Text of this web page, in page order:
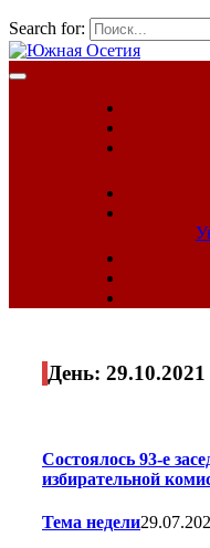
Search for:
День: 29.10.2021
Состоялось 93-е
избирательной
Тема недели